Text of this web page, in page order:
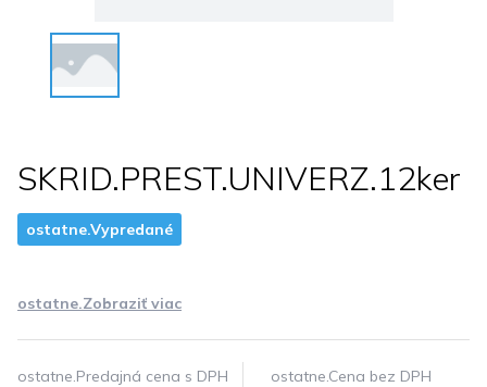
SKRID.PREST.UNIVERZ.12ker
ostatne.Vypredané
ostatne.Zobraziť viac
ostatne.Predajná cena s DPH ostatne.Cena bez DPH